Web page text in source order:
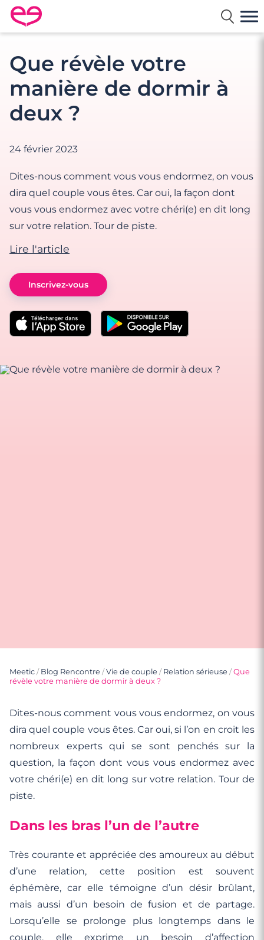
Rencontre en France avec Meetic
Que révèle votre
manière de dormir à
deux ?
24 février 2023
Dites-nous comment vous vous endormez, on vous
dira quel couple vous êtes. Car oui, la façon dont
vous vous endormez avec votre chéri(e) en dit long
sur votre relation. Tour de piste.
Lire l'article
Inscrivez-vous
Meetic / Blog Rencontre /Vie de couple / Relation sérieuse /Que
révèle votre manière de dormir à deux ?
Dites-nous comment vous vous endormez, on vous
dira quel couple vous êtes. Car oui, si l’on en croit les
nombreux experts qui se sont penchés sur la
question, la façon dont vous vous endormez avec
votre chéri(e) en dit long sur votre relation. Tour de
piste.
Dans les bras l’un de l’autre
Très courante et appréciée des amoureux au début
d’une relation, cette position est souvent
éphémère, car elle témoigne d’un désir brûlant,
mais aussi d’un besoin de fusion et de partage.
Lorsqu’elle se prolonge plus longtemps dans le
couple, elle exprime un besoin d’affection